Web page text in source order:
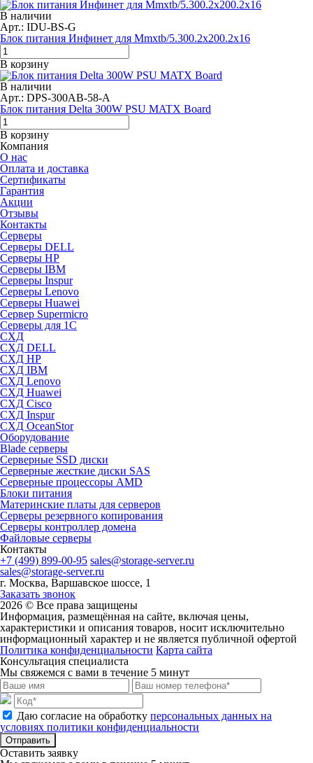
В наличии
Арт.: IDU-BS-G
Блок питания Инфинет для Mmxtb/5.300.2x200.2x16
В корзину
В наличии
Арт.: DPS-300AB-58-A
Блок питания Delta 300W PSU MATX Board
В корзину
Компания
О нас
Оплата и доставка
Сертификаты
Гарантия
Акции
Отзывы
Контакты
Серверы
Серверы DELL
Серверы HP
Серверы IBM
Серверы Inspur
Серверы Lenovo
Серверы Huawei
Сервер Supermicro
Серверы для 1C
СХД
СХД DELL
СХД HP
СХД IBM
СХД Lenovo
СХД Huawei
СХД Cisco
СХД Inspur
СХД OceanStor
Оборудование
Blade серверы
Серверные SSD диски
Cерверные жесткие диски SAS
Серверные процессоры AMD
Блоки питания
Материнские платы для серверов
Серверы резервного копирования
Серверы контроллер домена
Файловые серверы
Контакты
+7 (499) 899-00-95 sales@storage-server.ru
sales@storage-server.ru
г. Москва, Варшавское шоссе, 1
Заказать звонок
2026 © Все права защищены
Информация, размещённая на сайте, включая цены,
характеристики и описания товаров, носит исключительно
информационный характер и не является публичной офертой
Политика конфиденциальности Карта сайта
Консультация специалиста
Мы свяжемся с вами в течение 5 минут
Даю согласие на обработку персональных данных на
условиях политики конфиденциальности
Отправить
Оставить заявку